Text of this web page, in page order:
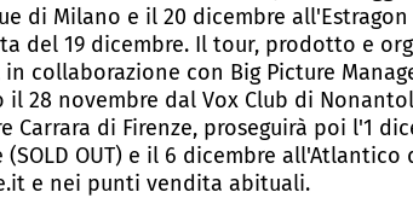
di Milano e il 20 dicembre
del 19 dicembre. Il tour, prodotto e
in collaborazione con Big Picture
il 28 novembre dal Vox Club di
Carrara di Firenze, proseguirà poi l'1
(SOLD OUT) e il 6 dicembre
e nei punti vendita abituali.